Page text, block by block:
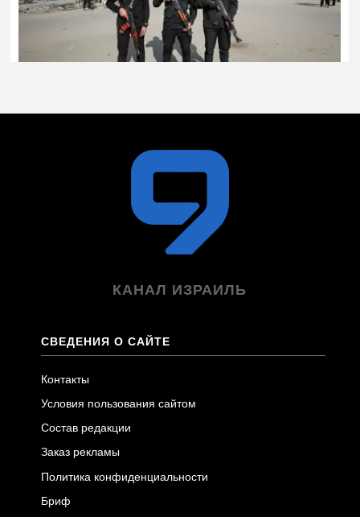
КАНАЛ ИЗРАИЛЬ
СВЕДЕНИЯ О САЙТЕ
Контакты
Условия пользования сайтом
Состав редакции
Заказ рекламы
Политика конфиденциальности
Бриф